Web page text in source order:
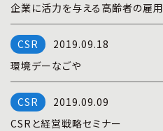
企業に活力を与える高齢者の雇用
2019.09.18
環境デーなごや
2019.09.09
CSRと経営戦略セミナー